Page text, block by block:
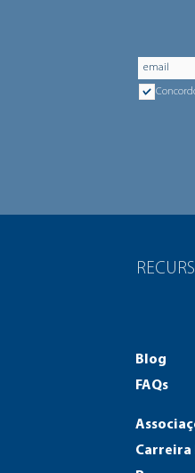
Blog
FAQs
Carreira